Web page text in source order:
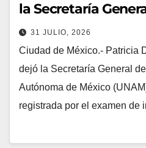
la Secretaría
31 JULIO, 2026
Ciudad de México.- Patricia
dejó la Secretaría General
Autónoma de México
registrada por el examen de